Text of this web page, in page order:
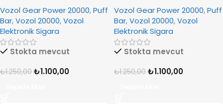
Vozol Gear Power 20000,Puff
Bar,Vozol 20000,Vozol
Elektronik Sigara
Stokta mevcut
₺1.250,00 ₺1.100,00
Vozol Gear Power 20000,Puff
Bar,Vozol 20000,Vozol
Elektronik Sigara
Stokta mevcut
₺1.250,00 ₺1.100,00